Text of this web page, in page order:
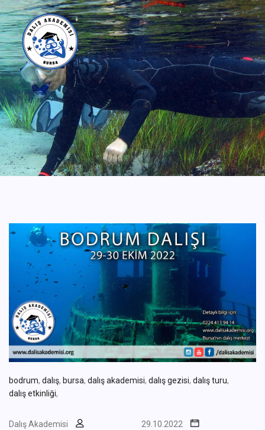
bodrum, dalış, bursa, dalış akademisi, dalış gezisi, dalış turu,
dalış etkinliği,
Dalış Akademisi 29.10.2022